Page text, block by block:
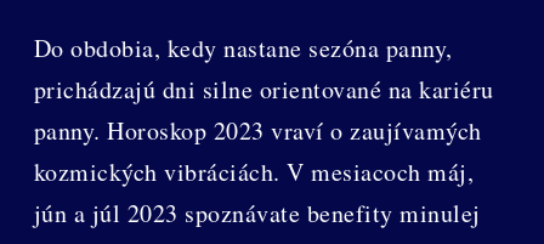
Do obdobia, kedy nastane sezóna panny,
prichádzajú dni silne orientované na kariéru
panny. Horoskop 2023 vraví o zaujívamých
kozmických vibráciách. V mesiacoch máj,
jún a júl 2023 spoznávate benefity minulej